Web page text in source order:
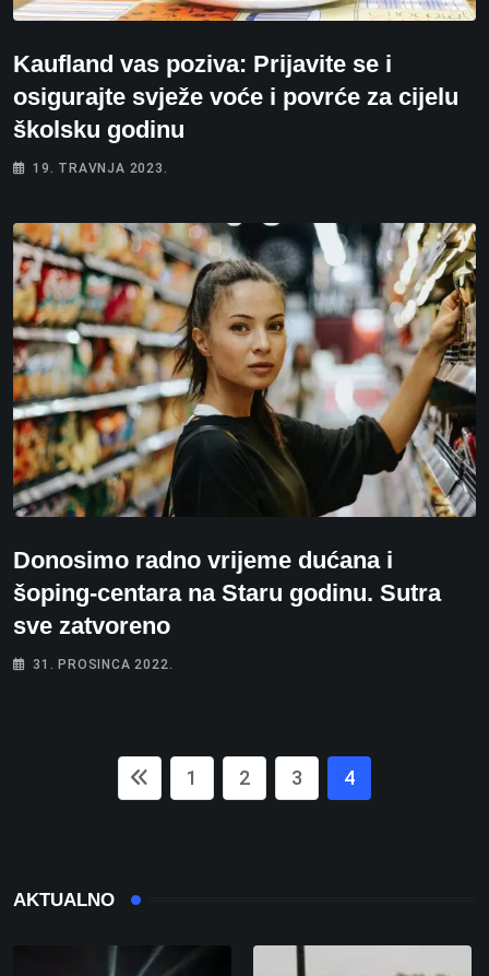
Kaufland vas poziva: Prijavite se i
osigurajte svježe voće i povrće za cijelu
školsku godinu
19. TRAVNJA 2023.
Donosimo radno vrijeme dućana i
šoping-centara na Staru godinu. Sutra
sve zatvoreno
31. PROSINCA 2022.
1 2 3 4
AKTUALNO